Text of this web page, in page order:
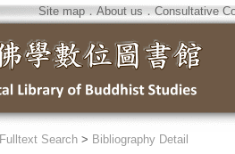
Site map．About us ． Consultative
Fulltext Search > Bibliography Detail